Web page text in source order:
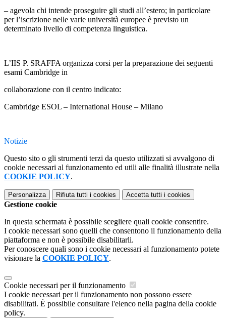
– agevola chi intende proseguire gli studi all’estero; in particolare
per l’iscrizione nelle varie università europee è previsto un
determinato livello di competenza linguistica.
L’IIS P. SRAFFA organizza corsi per la preparazione dei seguenti
esami Cambridge in
collaborazione con il centro indicato:
Cambridge ESOL – International House – Milano
Notizie
Questo sito o gli strumenti terzi da questo utilizzati si avvalgono di
cookie necessari al funzionamento ed utili alle finalità illustrate nella
COOKIE POLICY.
Personalizza Rifiuta tutti i cookies Accetta tutti i cookies
Gestione cookie
In questa schermata è possibile scegliere quali cookie consentire.
I cookie necessari sono quelli che consentono il funzionamento della
piattaforma e non è possibile disabilitarli.
Per conoscere quali sono i cookie necessari al funzionamento potete
visionare la COOKIE POLICY.
Cookie necessari per il funzionamento
I cookie necessari per il funzionamento non possono essere
disabilitati. È possibile consultare l'elenco nella pagina della cookie
policy.